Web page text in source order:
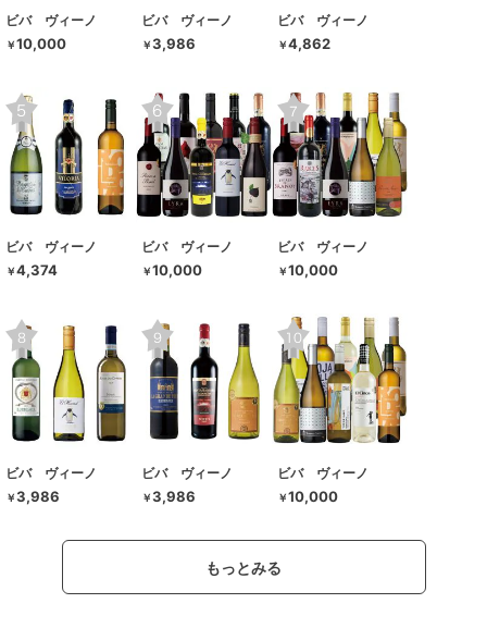
ビバ ヴィーノ
￥10,000
ビバ ヴィーノ
￥3,986
ビバ ヴィーノ
￥4,862
ビバ ヴィーノ
￥4,374
ビバ ヴィーノ
￥10,000
ビバ ヴィーノ
￥10,000
ビバ ヴィーノ
￥3,986
ビバ ヴィーノ
￥3,986
ビバ ヴィーノ
￥10,000
もっとみる